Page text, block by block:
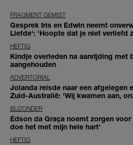
FRAGMENT GEMIST
Gesprek Iris en Edwin neemt
Liefde': 'Hoopte dat je niet verliefd
HEFTIG
Kindje overleden na aanrijding met
aangehouden
ADVERTORIAL
Jolanda reisde naar een afgelegen
Zuid-Australië: 'Wij kwamen aan,
BIJZONDER
Edson da Graça noemt zorgen
doe het met mijn hele hart'
HEFTIG